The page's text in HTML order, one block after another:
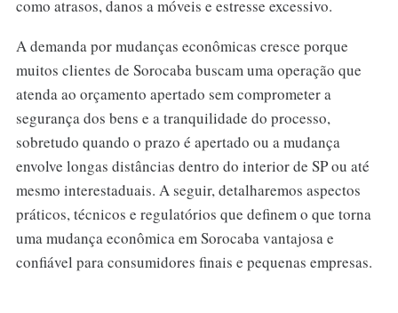
como atrasos, danos a móveis e estresse excessivo.
A demanda por mudanças econômicas cresce porque
muitos clientes de Sorocaba buscam uma operação que
atenda ao orçamento apertado sem comprometer a
segurança dos bens e a tranquilidade do processo,
sobretudo quando o prazo é apertado ou a mudança
envolve longas distâncias dentro do interior de SP ou até
mesmo interestaduais. A seguir, detalharemos aspectos
práticos, técnicos e regulatórios que definem o que torna
uma mudança econômica em Sorocaba vantajosa e
confiável para consumidores finais e pequenas empresas.